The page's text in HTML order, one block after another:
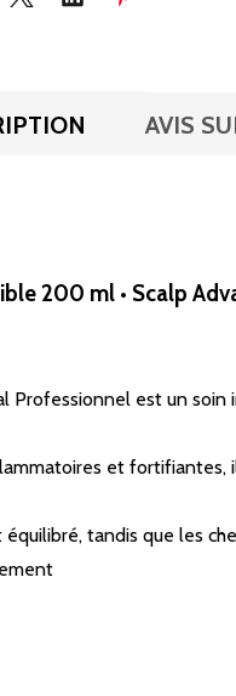
AVIS
200 ml • Scalp
est un
et
tandis que les